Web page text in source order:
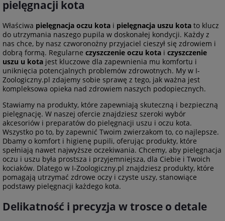
pielęgnacji kota
Właściwa pielęgnacja oczu kota i pielęgnacja uszu kota to klucz
do utrzymania naszego pupila w doskonałej kondycji. Każdy z
nas chce, by nasz czworonożny przyjaciel cieszył się zdrowiem i
dobrą formą. Regularne czyszczenie oczu kota i czyszczenie
uszu u kota jest kluczowe dla zapewnienia mu komfortu i
uniknięcia potencjalnych problemów zdrowotnych. My w I-
Zoologiczny.pl zdajemy sobie sprawę z tego, jak ważna jest
kompleksowa opieka nad zdrowiem naszych podopiecznych.
Stawiamy na produkty, które zapewniają skuteczną i bezpieczną
pielęgnację. W naszej ofercie znajdziesz szeroki wybór
akcesoriów i preparatów do pielęgnacji uszu i oczu kota.
Wszystko po to, by zapewnić Twoim zwierzakom to, co najlepsze.
Dbamy o komfort i higienę pupili, oferując produkty, które
spełniają nawet najwyższe oczekiwania. Chcemy, aby pielęgnacja
oczu i uszu była prostsza i przyjemniejsza, dla Ciebie i Twoich
kociaków. Dlatego w I-Zoologiczny.pl znajdziesz produkty, które
pomagają utrzymać zdrowe oczy i czyste uszy, stanowiące
podstawy pielęgnacji każdego kota.
Delikatność i precyzja w trosce o detale